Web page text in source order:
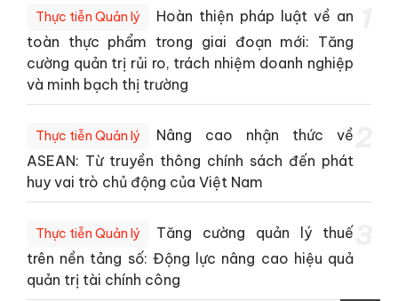
Thực tiễn Quản lý
Hoàn thiện pháp luật về an
toàn thực phẩm trong giai đoạn mới: Tăng
cường quản trị rủi ro, trách nhiệm doanh nghiệp
và minh bạch thị trường
Thực tiễn Quản lý
Nâng cao nhận thức về
ASEAN: Từ truyền thông chính sách đến phát
huy vai trò chủ động của Việt Nam
Thực tiễn Quản lý
Tăng cường quản lý thuế
trên nền tảng số: Động lực nâng cao hiệu quả
quản trị tài chính công